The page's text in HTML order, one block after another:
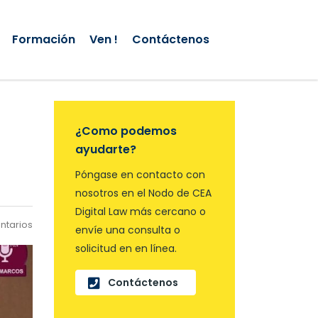
Formación Ven ! Contáctenos
¿Como podemos
ayudarte?
Póngase en contacto con
nosotros en el Nodo de CEA
Digital Law más cercano o
envíe una consulta o
solicitud en en línea.
Contáctenos